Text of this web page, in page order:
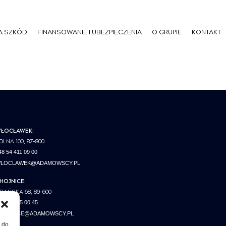
do
SZKÓD FINANSOWANIE I UBEZPIECZENIA O GRUPIE KONTAKT
100, 87-800
54 411 09 00
68, 89-600
52 395 00 45